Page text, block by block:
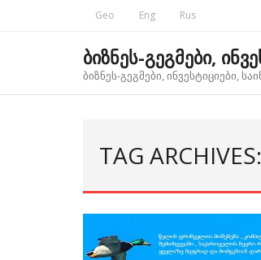
Geo Eng Rus
ბიზნეს-გეგმები,
ბიზნეს-გეგმები, ინვესტიციები,
TAG